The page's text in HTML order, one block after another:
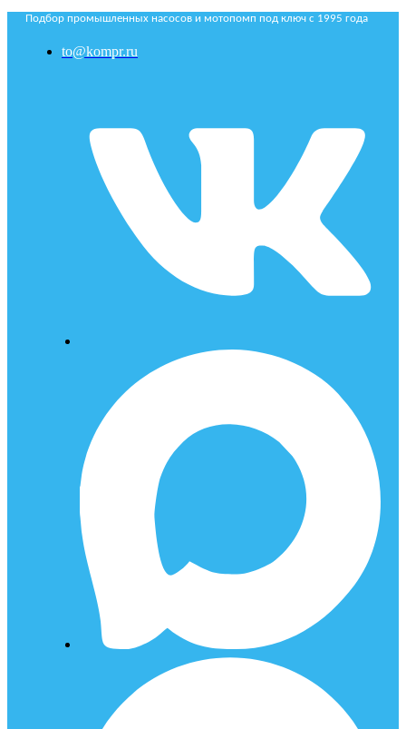
Подбор промышленных насосов и мотопомп под ключ с 1995 года
to@kompr.ru